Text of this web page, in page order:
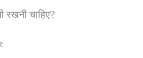
रखनी चाहिए?